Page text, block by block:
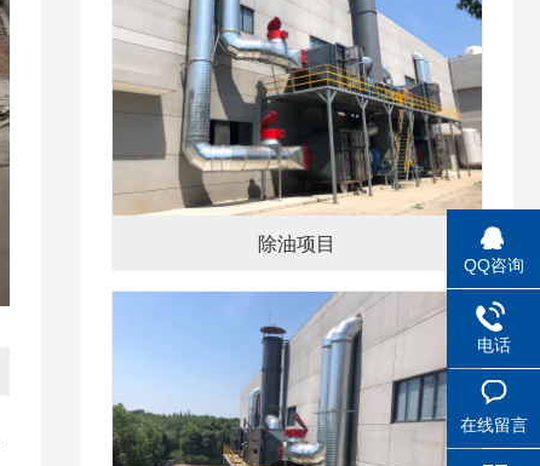
除油项目
QQ咨询
电话
在线留言